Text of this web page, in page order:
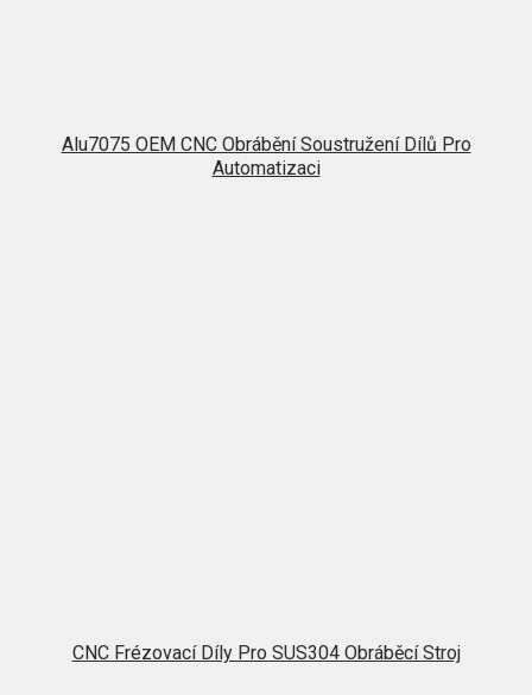
Alu7075 OEM CNC Obrábění Soustružení Dílů Pro
Automatizaci
CNC Frézovací Díly Pro SUS304 Obráběcí Stroj